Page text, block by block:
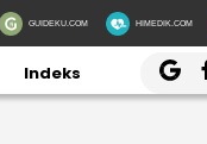
GUIDEKU.COM HIMEDIK.COM
Indeks